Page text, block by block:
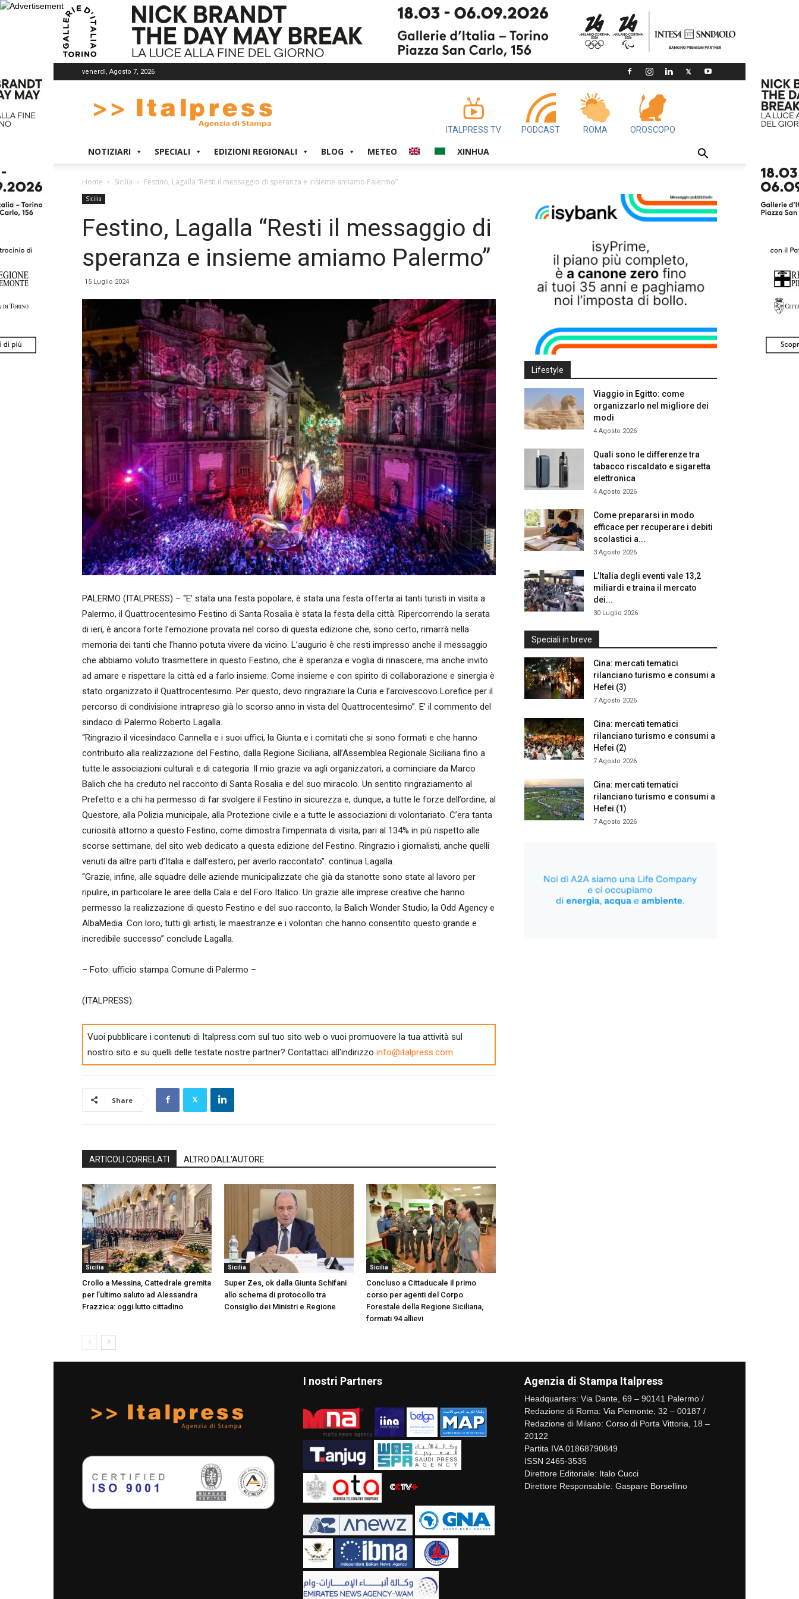
venerdì, Agosto 7, 2026
ITALPRESS TV PODCAST ROMA OROSCOPO
NOTIZIARI SPECIALI EDIZIONI REGIONALI BLOG METEO XINHUA
Home Sicilia Festino, Lagalla “Resti il messaggio di speranza e insieme amiamo Palermo”
Sicilia
Festino, Lagalla “Resti il messaggio di
speranza e insieme amiamo Palermo”
15 Luglio 2024
PALERMO (ITALPRESS) – “E’ stata una festa popolare, è stata una festa offerta ai tanti turisti in visita a
Palermo, il Quattrocentesimo Festino di Santa Rosalia è stata la festa della città. Ripercorrendo la serata
di ieri, è ancora forte l’emozione provata nel corso di questa edizione che, sono certo, rimarrà nella
memoria dei tanti che l’hanno potuta vivere da vicino. L’augurio è che resti impresso anche il messaggio
che abbiamo voluto trasmettere in questo Festino, che è speranza e voglia di rinascere, ma anche invito
ad amare e rispettare la città ed a farlo insieme. Come insieme e con spirito di collaborazione e sinergia è
stato organizzato il Quattrocentesimo. Per questo, devo ringraziare la Curia e l’arcivescovo Lorefice per il
percorso di condivisione intrapreso già lo scorso anno in vista del Quattrocentesimo”. E’ il commento del
sindaco di Palermo Roberto Lagalla.
“Ringrazio il vicesindaco Cannella e i suoi uffici, la Giunta e i comitati che si sono formati e che hanno
contribuito alla realizzazione del Festino, dalla Regione Siciliana, all’Assemblea Regionale Siciliana fino a
tutte le associazioni culturali e di categoria. Il mio grazie va agli organizzatori, a cominciare da Marco
Balich che ha creduto nel racconto di Santa Rosalia e del suo miracolo. Un sentito ringraziamento al
Prefetto e a chi ha permesso di far svolgere il Festino in sicurezza e, dunque, a tutte le forze dell’ordine, al
Questore, alla Polizia municipale, alla Protezione civile e a tutte le associazioni di volontariato. C’era tanta
curiosità attorno a questo Festino, come dimostra l’impennata di visita, pari al 134% in più rispetto alle
scorse settimane, del sito web dedicato a questa edizione del Festino. Ringrazio i giornalisti, anche quelli
venuti da altre parti d’Italia e dall’estero, per averlo raccontato”. continua Lagalla.
“Grazie, infine, alle squadre delle aziende municipalizzate che già da stanotte sono state al lavoro per
ripulire, in particolare le aree della Cala e del Foro Italico. Un grazie alle imprese creative che hanno
permesso la realizzazione di questo Festino e del suo racconto, la Balich Wonder Studio, la Odd Agency e
AlbaMedia. Con loro, tutti gli artisti, le maestranze e i volontari che hanno consentito questo grande e
incredibile successo” conclude Lagalla.
– Foto: ufficio stampa Comune di Palermo –
(ITALPRESS).
Vuoi pubblicare i contenuti di Italpress.com sul tuo sito web o vuoi promuovere la tua attività sul
nostro sito e su quelli delle testate nostre partner? Contattaci all'indirizzo info@italpress.com
Share
ARTICOLI CORRELATI ALTRO DALL'AUTORE
Sicilia
Crollo a Messina, Cattedrale gremita
per l’ultimo saluto ad Alessandra
Frazzica: oggi lutto cittadino
Sicilia
Super Zes, ok dalla Giunta Schifani
allo schema di protocollo tra
Consiglio dei Ministri e Regione
Sicilia
Concluso a Cittaducale il primo
corso per agenti del Corpo
Forestale della Regione Siciliana,
formati 94 allievi
Lifestyle
Viaggio in Egitto: come
organizzarlo nel migliore dei
modi
4 Agosto 2026
Quali sono le differenze tra
tabacco riscaldato e sigaretta
elettronica
4 Agosto 2026
Come prepararsi in modo
efficace per recuperare i debiti
scolastici a...
3 Agosto 2026
L’Italia degli eventi vale 13,2
miliardi e traina il mercato
dei...
30 Luglio 2026
Speciali in breve
Cina: mercati tematici
rilanciano turismo e consumi a
Hefei (3)
7 Agosto 2026
Cina: mercati tematici
rilanciano turismo e consumi a
Hefei (2)
7 Agosto 2026
Cina: mercati tematici
rilanciano turismo e consumi a
Hefei (1)
7 Agosto 2026
I nostri Partners Agenzia di Stampa Italpress
Headquarters: Via Dante, 69 – 90141 Palermo /
Redazione di Roma: Via Piemonte, 32 – 00187 /
Redazione di Milano: Corso di Porta Vittoria, 18 –
20122
Partita IVA 01868790849
ISSN 2465-3535
Direttore Editoriale: Italo Cucci
Direttore Responsabile: Gaspare Borsellino